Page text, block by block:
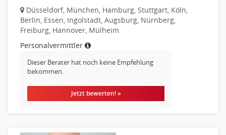
Datenbanken
Embedded Systems
Helpdesk
IT Leitung, Teamleitung
Projektmanagement
IT Prozessmanagement
Qualitätssicherung, Qualitätsprüfung
SAP/ERP-Beratung, Entwicklung
Düsseldorf, München, Hamburg, Stuttgart, Köln,
Berlin, Essen, Ingolstadt, Augsburg, Nürnberg,
Freiburg, Hannover, Mülheim
Personalvermittler
Dieser Berater hat noch keine Empfehlung
bekommen.
Jetzt bewerten! »